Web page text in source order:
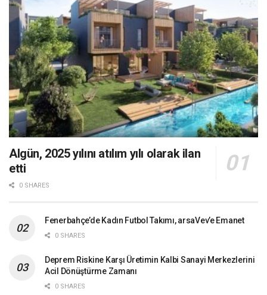
Algün, 2025 yılını atılım yılı olarak ilan
etti
0 SHARES
Fenerbahçe’de Kadın Futbol Takımı, arsaVev’e Emanet
0 SHARES
Deprem Riskine Karşı Üretimin Kalbi Sanayi Merkezlerini
Acil Dönüştürme Zamanı
0 SHARES